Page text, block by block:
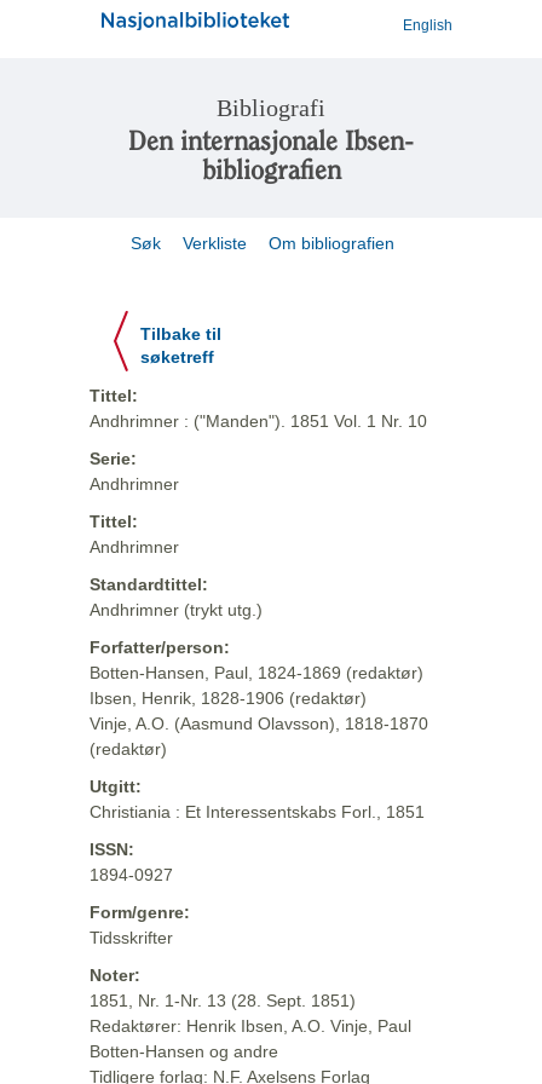
English
Bibliografi
Den internasjonale Ibsen-
bibliografien
Søk Verkliste Om bibliografien
Tilbake til
søketreff
Tittel:
Andhrimner : ("Manden"). 1851 Vol. 1 Nr. 10
Serie:
Andhrimner
Tittel:
Andhrimner
Standardtittel:
Andhrimner (trykt utg.)
Forfatter/person:
Botten-Hansen, Paul, 1824-1869 (redaktør)
Ibsen, Henrik, 1828-1906 (redaktør)
Vinje, A.O. (Aasmund Olavsson), 1818-1870
(redaktør)
Utgitt:
Christiania : Et Interessentskabs Forl., 1851
ISSN:
1894-0927
Form/genre:
Tidsskrifter
Noter:
1851, Nr. 1-Nr. 13 (28. Sept. 1851)
Redaktører: Henrik Ibsen, A.O. Vinje, Paul
Botten-Hansen og andre
Tidligere forlag: N.F. Axelsens Forlag